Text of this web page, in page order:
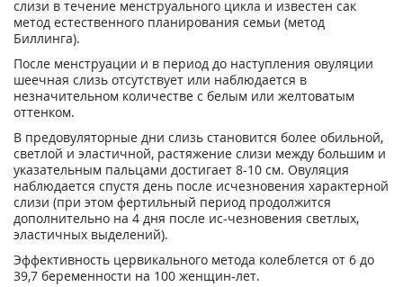
слизи в течение менструального цикла и известен сак
метод естественного планирования семьи (метод
Биллинга).
После менструации и в период до наступления овуляции
шеечная слизь отсутствует или наблюдается в
незначительном количестве с белым или желтоватым
оттенком.
В предовуляторные дни слизь становится более обильной,
светлой и эластичной, растяжение слизи между большим и
указательным пальцами достигает 8-10 см. Овуляция
наблюдается спустя день после исчезновения характерной
слизи (при этом фертильный период продолжится
дополнительно на 4 дня после ис-чезновения светлых,
эластичных выделений).
Эффективность цервикального метода колеблется от 6 до
39,7 беременности на 100 женщин-лет.